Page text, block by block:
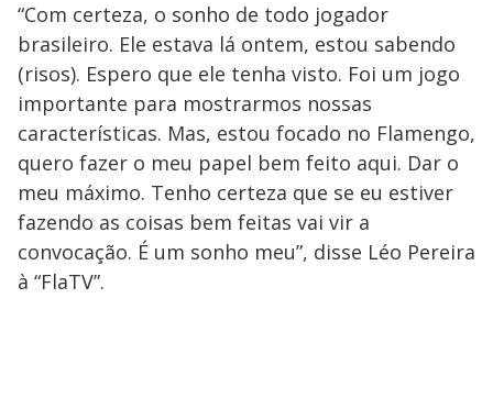
“Com certeza, o sonho de todo jogador
brasileiro. Ele estava lá ontem, estou sabendo
(risos). Espero que ele tenha visto. Foi um jogo
importante para mostrarmos nossas
características. Mas, estou focado no Flamengo,
quero fazer o meu papel bem feito aqui. Dar o
meu máximo. Tenho certeza que se eu estiver
fazendo as coisas bem feitas vai vir a
convocação. É um sonho meu”, disse Léo Pereira
à “FlaTV”.